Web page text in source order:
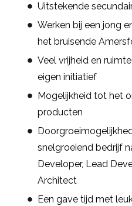
Uitstekende
Werken bij een jong
het bruisende
Veel vrijheid en
eigen initiatief
Mogelijkheid tot het
producten
snelgroeiend bedrijf
Developer, Lead
Architect
Een gave tijd met